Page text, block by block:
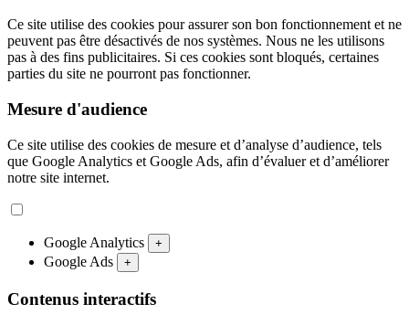
Ce site utilise des cookies pour assurer son bon fonctionnement et ne
peuvent pas être désactivés de nos systèmes. Nous ne les utilisons
pas à des fins publicitaires. Si ces cookies sont bloqués, certaines
parties du site ne pourront pas fonctionner.
Mesure d'audience
Ce site utilise des cookies de mesure et d’analyse d’audience, tels
que Google Analytics et Google Ads, afin d’évaluer et d’améliorer
notre site internet.
Google Analytics +
Google Ads +
Contenus interactifs